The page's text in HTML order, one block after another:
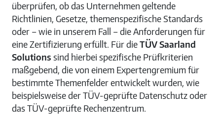
überprüfen, ob das Unternehmen geltende
Richtlinien, Gesetze, themenspezifische Standards
oder – wie in unserem Fall – die Anforderungen für
eine Zertifizierung erfüllt. Für dieTÜV Saarland
Solutions sind hierbei spezifische Prüfkriterien
maßgebend, die von einem Expertengremium für
bestimmte Themenfelder entwickelt wurden, wie
beispielsweise der TÜV-geprüfte Datenschutz oder
das TÜV-geprüfte Rechenzentrum.